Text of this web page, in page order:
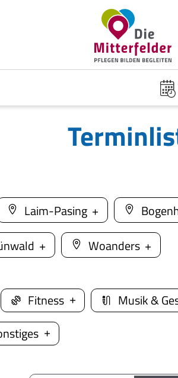
Laim-Pasing
Woanders
Fitness Musik &